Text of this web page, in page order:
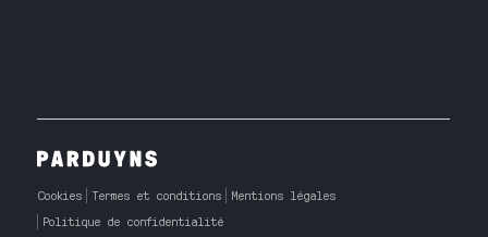
Cookies Termes et conditions
Mentions légales
Politique de confidentialité